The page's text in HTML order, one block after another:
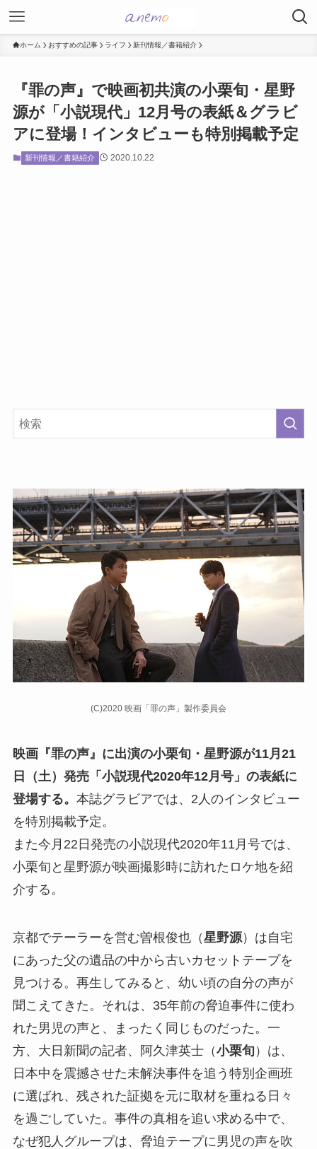
ホーム おすすめの記事 ライフ 新刊情報／書籍紹介
『罪の声』で映画初共演の小栗旬・星野
源が「小説現代」12月号の表紙＆グラビ
アに登場！インタビューも特別掲載予定
新刊情報／書籍紹介 2020.10.22
(C)2020 映画「罪の声」製作委員会
映画『罪の声』に出演の小栗旬・星野源が11月21
日（土）発売「小説現代2020年12月号」の表紙に
登場する。 本誌グラビアでは、2人のインタビュー
を特別掲載予定。
また今月22日発売の小説現代2020年11月号では、
小栗旬と星野源が映画撮影時に訪れたロケ地を紹
介する。
京都でテーラーを営む曽根俊也（星野源）は自宅
にあった父の遺品の中から古いカセットテープを
見つける。再生してみると、幼い頃の自分の声が
聞こえてきた。それは、35年前の脅迫事件に使わ
れた男児の声と、まったく同じものだった。一
方、大日新聞の記者、阿久津英士（小栗旬 ）は、
日本中を震撼させた未解決事件を追う特別企画班
に選ばれ、残された証拠を元に取材を重ねる日々
を過ごしていた。事件の真相を追い求める中で、
なぜ犯人グループは、脅迫テープに男児の声を吹